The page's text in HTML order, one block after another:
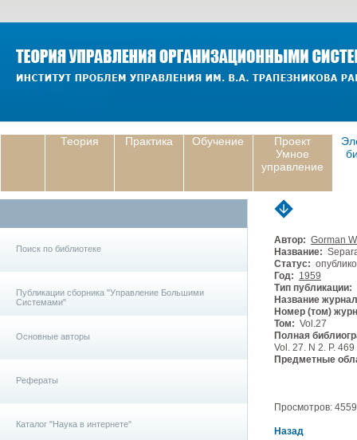
Теория Практика Обучение
Проект
Умное
управление
Поиск по библиотеке
Публикации сборника "Управление Большими
Системами"
Основные авторы
Рефераты
Каталог "Наука в интернете"
Автор: Gorman
Название:
Статус:
Год: 1959
Тип публикации:
Название
Номер (том)
Том: Vol.27
Полная
Vol. 27. N 2. P.
Предметные
Просмотров:
Назад